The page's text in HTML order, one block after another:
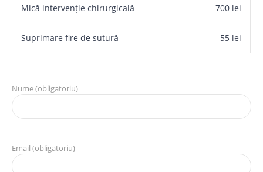
Suprimare fire de sutură 55 lei
Mică intervenție chirurgicală 700 lei
Nume (obligatoriu)
Email (obligatoriu)